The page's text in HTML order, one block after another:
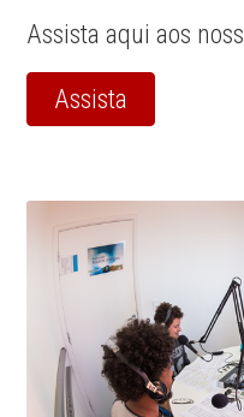
Assista aqui aos
Assista